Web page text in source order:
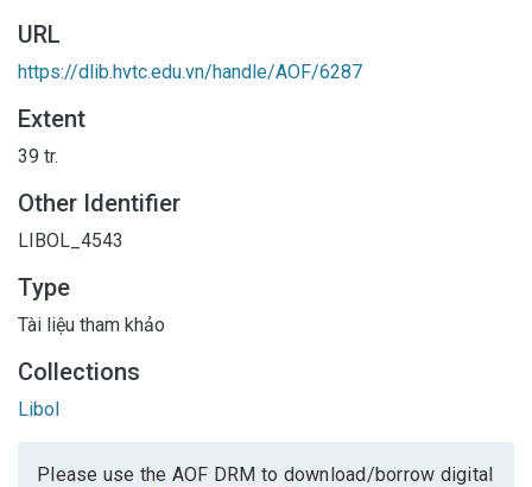
URL
https://dlib.hvtc.edu.vn/handle/AOF/6287
Extent
39 tr.
Other Identifier
LIBOL_4543
Type
Tài liệu tham khảo
Collections
Libol
Please use the AOF DRM to download/borrow digital